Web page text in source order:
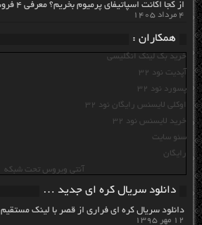
از کجا اکانت اسپاتیفای پرمیوم بخریم؟ معرفی ۴ فروشگاه معتبر ایرانی
۴ مرداد ۱۴۰۵
همکاران :
خرید بک لینک انگلیسی
آپدیت نود 32
پسورد نود 32
اوکلی لایسنس رایگان نود 32
خرید لایسنس نود 32
سئو سایت
رایگان
آنتی ویروس تحت شبکه
دانلود سریال کره ای جدید …
دانلود سریال کره ای فراری از قصر با لینک مستقیم
۱۲ مهر ۱۳۹۵